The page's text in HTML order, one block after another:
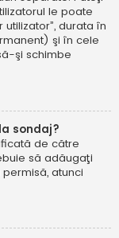
le poate
durata în
şi în cele
şi schimbe
sondaj?
de către
să adăugaţi
atunci